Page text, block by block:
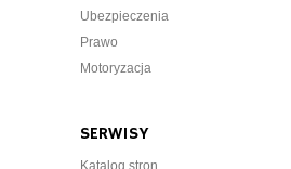
Ubezpieczenia
Prawo
Motoryzacja
SERWISY